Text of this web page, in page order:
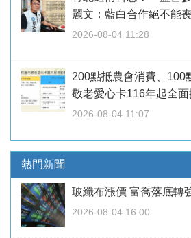
麗文：藍白合作絕不能
2026-08-04 11:28
200點抵農會消費、
敬老愛心卡116年起全面
2026-08-04 11:07
熱門新聞
玻纖布漲價 富喬落底轉
2026-08-04 16:00